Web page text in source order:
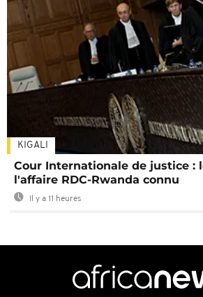
KIGALI
Cour Internationale de justice :
l'affaire RDC-Rwanda connu
Il y a 11 heures